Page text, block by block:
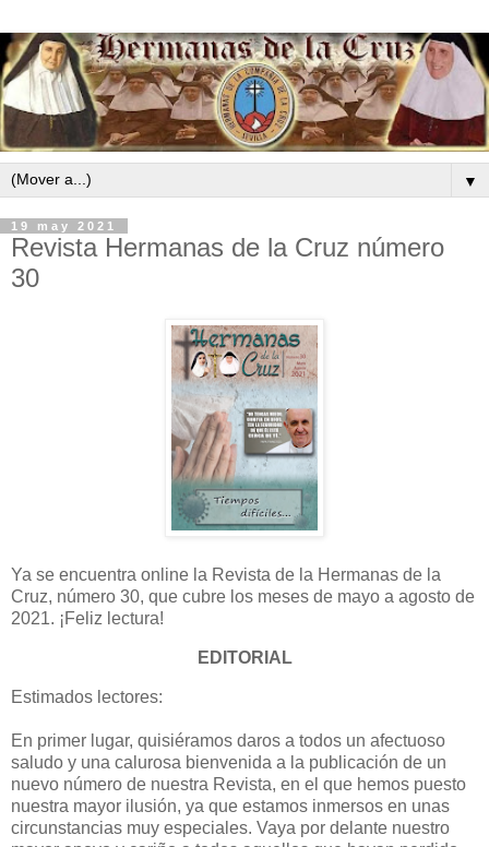
▼
19 may 2021
Revista Hermanas de la Cruz número
30
Ya se encuentra online la Revista de la Hermanas de la
Cruz, número 30, que cubre los meses de mayo a agosto de
2021. ¡Feliz lectura!
EDITORIAL
Estimados lectores:
En primer lugar, quisiéramos daros a todos un afectuoso
saludo y una calurosa bienvenida a la publicación de un
nuevo número de nuestra Revista, en el que hemos puesto
nuestra mayor ilusión, ya que estamos inmersos en unas
circunstancias muy especiales. Vaya por delante nuestro